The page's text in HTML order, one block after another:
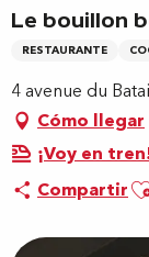
Le bouillon
RESTAURANTE
4 avenue du
Cómo llegar
¡Voy en
Compartir